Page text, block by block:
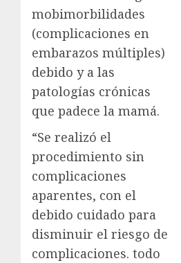
mobimorbilidades
(complicaciones en
embarazos múltiples)
debido y a las
patologías crónicas
que padece la mamá.
“Se realizó el
procedimiento sin
complicaciones
aparentes, con el
debido cuidado para
disminuir el riesgo de
complicaciones. todo